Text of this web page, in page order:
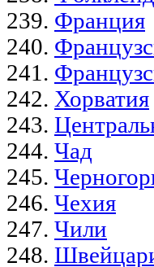
Франция
Хорватия
Чад
Чехия
Чили